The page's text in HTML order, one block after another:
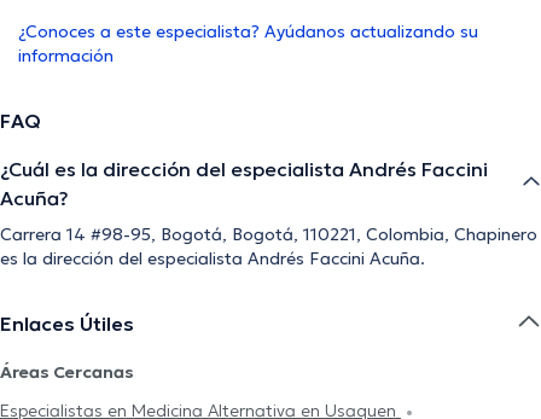
¿Conoces a este especialista? Ayúdanos actualizando su
información
FAQ
¿Cuál es la dirección del especialista Andrés Faccini
Acuña?
Carrera 14 #98-95, Bogotá, Bogotá, 110221, Colombia, Chapinero
es la dirección del especialista Andrés Faccini Acuña.
Enlaces Útiles
Áreas Cercanas
Especialistas en Medicina Alternativa en Usaquen